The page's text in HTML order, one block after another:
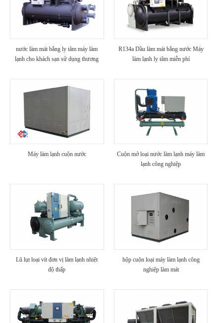
nước làm mát bằng ly tâm máy làm
lạnh cho khách sạn sử dụng thương
R134a Dầu làm mát bằng nước Máy
làm lạnh ly tâm miễn phí
Máy làm lạnh cuộn nước
Cuộn mở loại nước làm lạnh máy làm
lạnh công nghiệp
Lũ lụt loại vít đơn vị làm lạnh nhiệt
độ thấp
hộp cuộn loại máy làm lạnh công
nghiệp làm mát